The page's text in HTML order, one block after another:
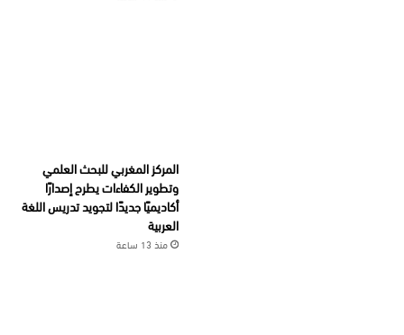
المركز المغربي للبحث العلمي
وتطوير الكفاءات يطرح إصدارًا
أكاديميًا جديدًا لتجويد تدريس اللغة
العربية
منذ 13 ساعة